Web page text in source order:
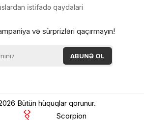
i̇sti̇fadə qaydalari
və sürprizləri qaçırmayın!
Bütün hüquqlar qorunur.
Scorpion